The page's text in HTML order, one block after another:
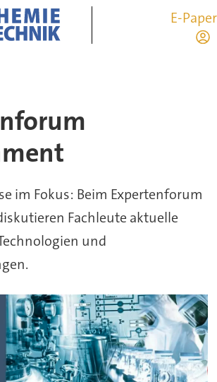
E-Paper
im Fokus: Beim Expertenforum
Fachleute aktuelle
und